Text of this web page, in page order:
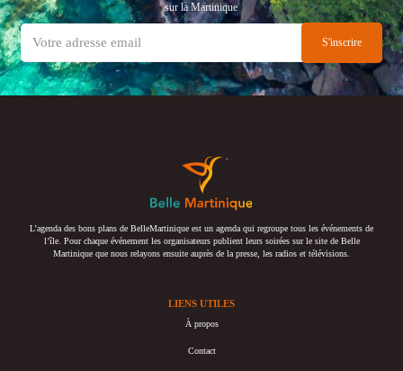
sur la Martinique
L’agenda des bons plans de BelleMartinique est un agenda qui regroupe tous les événements de
l’île. Pour chaque événement les organisateurs publient leurs soirées sur le site de Belle
Martinique que nous relayons ensuite auprès de la presse, les radios et télévisions.
LIENS UTILES
À propos
Contact